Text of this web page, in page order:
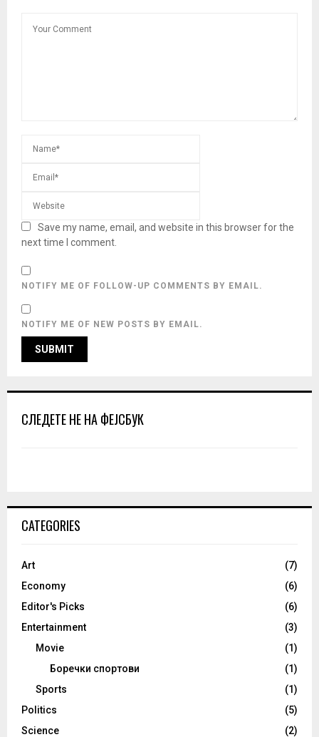
Save my name, email, and website in this browser for the
next time I comment.
NOTIFY ME OF FOLLOW-UP COMMENTS BY EMAIL.
NOTIFY ME OF NEW POSTS BY EMAIL.
СЛЕДЕТЕ НЕ НА ФЕЈСБУК
CATEGORIES
Art
(7)
Economy
(6)
Editor's Picks
(6)
Entertainment
(3)
Movie
(1)
Боречки спортови
(1)
Sports
(1)
Politics
(5)
Science
(2)